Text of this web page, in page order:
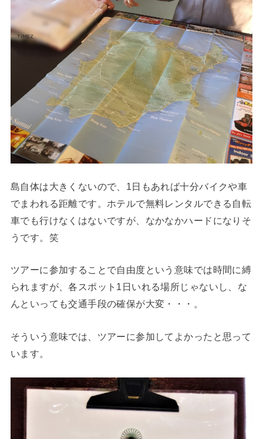
島自体は大きくないので、1日もあれば十分バイクや車
でまわれる距離です。ホテルで無料レンタルできる自転
車でも行けなくはないですが、なかなかハードになりそ
うです。笑
ツアーに参加することで自由度という意味では時間に縛
られますが、各スポット1日いれる場所じゃないし、な
んといっても交通手段の確保が大変・・・。
そういう意味では、ツアーに参加してよかったと思って
います。